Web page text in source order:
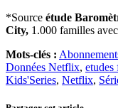
*Source étude
City, 1.000 familles
Mots-clés :
Données Netflix, etudes
Kids'Series, Netflix,